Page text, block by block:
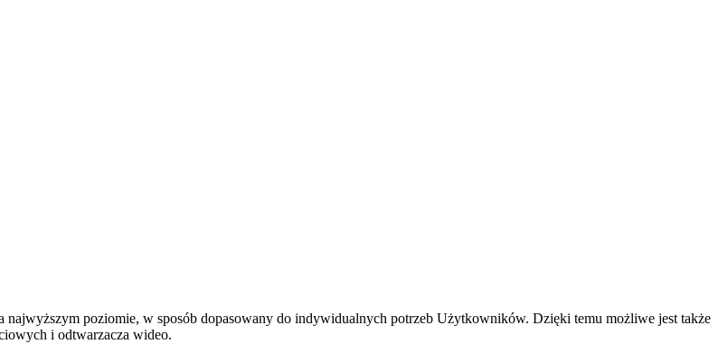
poziomie, w sposób dopasowany do indywidualnych potrzeb Użytkowników. Dzięki temu możliwe jest także
i odtwarzacza wideo.